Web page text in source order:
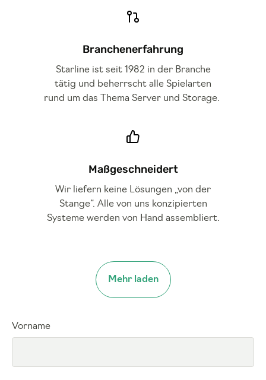
Branchenerfahrung
Starline ist seit 1982 in der Branche
tätig und beherrscht alle Spielarten
rund um das Thema Server und Storage.
Maßgeschneidert
Wir liefern keine Lösungen „von der
Stange“. Alle von uns konzipierten
Systeme werden von Hand assembliert.
Mehr laden
Vorname